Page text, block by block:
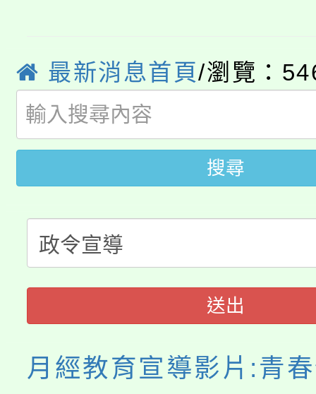
代理(課)教師甄選結果(
公告本校115學年度第
代理(課)教師甄選結果(
轉知中國文化大學推廣
《TA101》溝通分析基
程，歡迎學生輔導中心
心理、諮商輔導、社會
系所師生報名參加。
轉知苗栗縣政府辦理
縣市「校園短影音徵選
門員」簡章及活動海報
踴躍報名參加。
桃園市115學年度學生
要點
「桃園市補助參觀特色
展演活動實施計畫」
115年度「教育部表揚
義教育推展貢獻獎」
「2026 ART TAIPEI臺
博覽會」之「藝術教育
最新消息首頁/瀏覽：
搜尋
送出
月經教育宣導影片:青